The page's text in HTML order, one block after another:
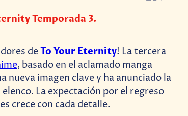
Temporada 3.
deTo Your Eternity! La tercera
, basado en el aclamado manga
nueva imagen clave y ha anunciado la
La expectación por el regreso
crece con cada detalle.